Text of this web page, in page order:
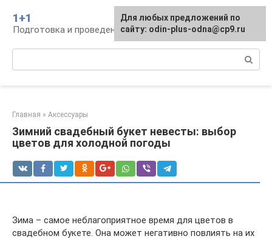
контенту
1+1
Подготовка и проведение свадьбы, традиции
Главная » Аксессуары
Зимний свадебный букет невесты: выбор
цветов для холодной погоды
Зима – самое неблагоприятное время для цветов в
свадебном букете. Она может негативно повлиять на их
Для любых предложений по
сайту: odin-plus-odna@cp9.ru